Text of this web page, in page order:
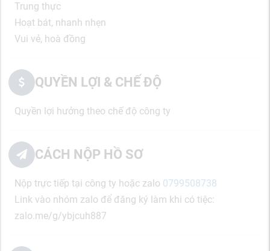
Trung thực
Hoạt bát, nhanh nhẹn
Vui vẻ, hoà đồng
QUYỀN LỢI & CHẾ ĐỘ
Quyền lợi hưởng theo chế độ công ty
CÁCH NỘP HỒ SƠ
Nộp trực tiếp tại công ty hoặc zalo 0799508738
Link vào nhóm zalo để đăng ký làm khi có tiệc:
zalo.me/g/ybjcuh887